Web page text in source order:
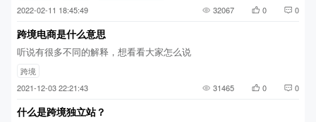
2022-02-11 18:45:49
32067 0 0
跨境电商是什么意思
听说有很多不同的解释，想看看大家怎么说
跨境
2021-12-03 22:21:43
31465 0 0
什么是跨境独立站？